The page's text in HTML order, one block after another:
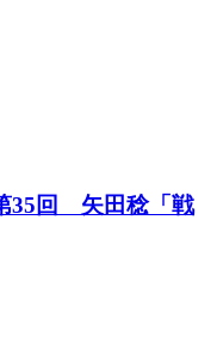
35回 矢田稔「戦